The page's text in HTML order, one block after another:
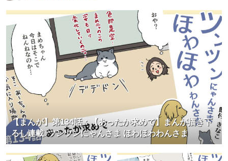
【まんが】第134話：【あったか求めて】まんが描き下
ろし連載♪ツンツンにゃんさま ほわほわわんさま